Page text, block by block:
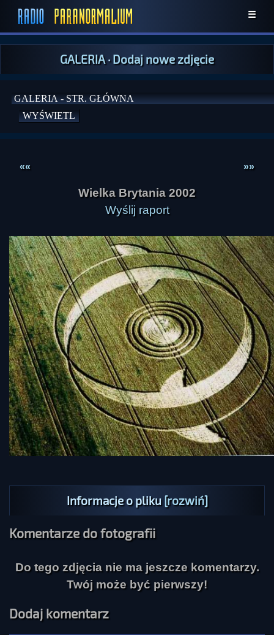
☰
GALERIA · Dodaj nowe zdjęcie
«« »»
Wielka Brytania 2002
Wyślij raport
Informacje o pliku[rozwiń]
Komentarze do fotografii
Do tego zdjęcia nie ma jeszcze komentarzy.
Twój może być pierwszy!
Dodaj komentarz